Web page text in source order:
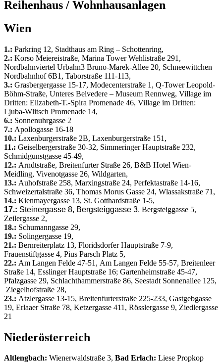
Reihenhaus / Wohnhausanlagen
Wien
1.: Parkring 12, Stadthaus am Ring – Schottenring,
2.: Korso Meiereistraße, Marina Tower Wehlistraße 291,
Nordbahnviertel Urbahn3 Bruno-Marek-Allee 20, Schneewittchen
Nordbahnhof 6B1, Taborstraße 111-113,
3.: Grasbergergasse 15-17, Modecenterstraße 1, Q-Tower Leopold-
Böhm-Straße, Unteres Belvedere – Museum Rennweg, Village im
Dritten: Elizabeth-T.-Spira Promenade 46, Village im Dritten:
Ljuba-Wlitsch Promenade 14,
6.: Sonnenuhrgasse 2
7.: Apollogasse 16-18
10.: Laxenburgerstraße 2B, Laxenburgerstraße 151,
11.: Geiselbergerstraße 30-32, Simmeringer Hauptstraße 232,
Schmidgunstgasse 45-49,
12.: Arndtstraße, Breitenfurter Straße 26, B&B Hotel Wien-
Meidling, Vivenotgasse 26, Wildgarten,
13.: Auhofstraße 258, Marxingstraße 24, Perfektastraße 14-16,
Schweizertalstraße 36, Thomas Morus Gasse 24, Wlassakstraße 71,
14.: Kienmayergasse 13, St. Gotthardstraße 1-5,
17.: Steinergasse 8, Bergsteiggasse 3, Bergsteiggasse 5,
Zeilergasse 2,
18.: Schumanngasse 29,
19.: Solingergasse 19,
21.: Bernreiterplatz 13, Floridsdorfer Hauptstraße 7-9,
Frauenstiftgasse 4, Pius Parsch Platz 5,
22.: Am Langen Felde 47-51, Am Langen Felde 55-57, Breitenleer
Straße 14, Esslinger Hauptstraße 16; Gartenheimstraße 45-47,
Pfalzgasse 29, Schlachthammerstraße 86, Seestadt Sonnenallee 125,
Ziegelhofstraße 28,
23.: Atzlergasse 13-15, Breitenfurterstraße 225-233, Gastgebgasse
19, Erlaaer Straße 78, Ketzergasse 411, Rösslergasse 9, Ziedlergasse
21
Niederösterreich
Altlengbach: Wienerwaldstraße 3, Bad Erlach: Liese Propkop